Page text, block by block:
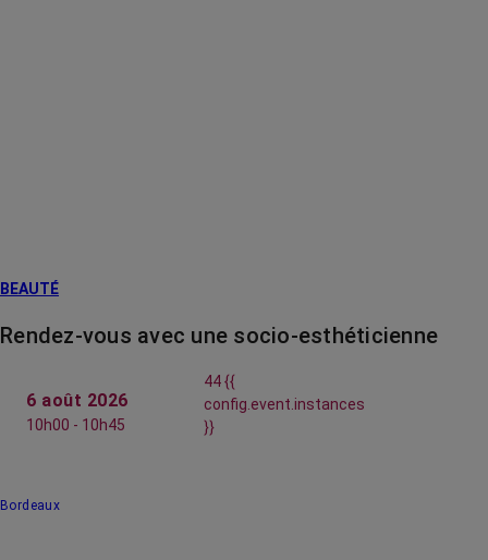
BEAUTÉ
Rendez-vous avec une socio-esthéticienne
6 août 2026
10h00 - 10h45
44 {{
config.event.instances
}}
Bordeaux